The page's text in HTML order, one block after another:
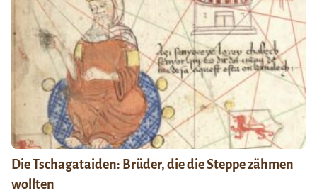
Die Tschagataiden: Brüder, die die Steppe zähmen
wollten